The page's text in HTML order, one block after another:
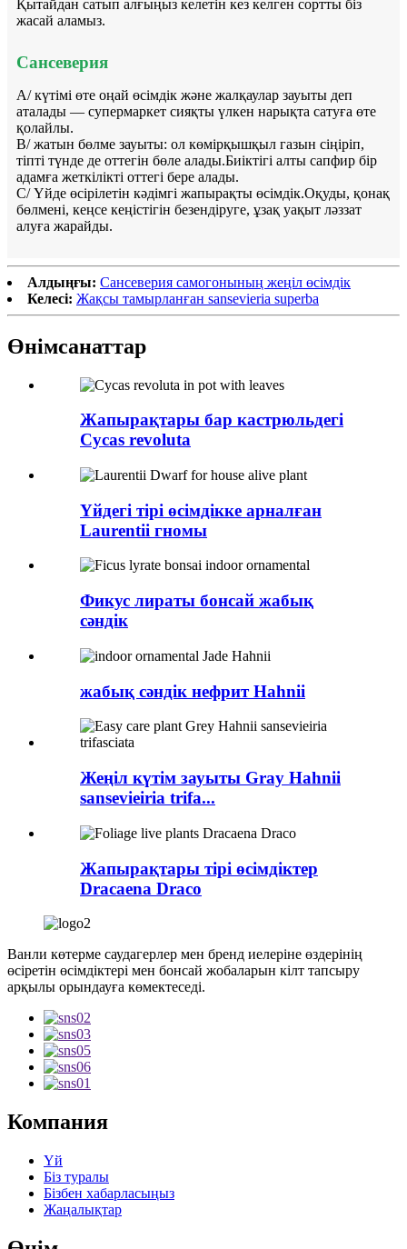
Қытайдан сатып алғыңыз келетін кез келген сортты біз
жасай аламыз.
Сансеверия
A/ күтімі өте оңай өсімдік және жалқаулар зауыты деп
аталады — супермаркет сияқты үлкен нарықта сатуға өте
қолайлы.
B/ жатын бөлме зауыты: ол көмірқышқыл газын сіңіріп,
тіпті түнде де оттегін бөле алады.Биіктігі алты сапфир бір
адамға жеткілікті оттегі бере алады.
C/ Үйде өсірілетін кәдімгі жапырақты өсімдік.Оқуды, қонақ
бөлмені, кеңсе кеңістігін безендіруге, ұзақ уақыт ләззат
алуға жарайды.
Алдыңғы: Сансеверия самогонының жеңіл өсімдік
Келесі: Жақсы тамырланған sansevieria superba
Өнімсанаттар
Жапырақтары бар кастрюльдегі
Cycas revoluta
Үйдегі тірі өсімдікке арналған
Laurentii гномы
Фикус лираты бонсай жабық
сәндік
жабық сәндік нефрит Hahnii
Жеңіл күтім зауыты Gray Hahnii
sansevieiria trifa...
Жапырақтары тірі өсімдіктер
Dracaena Draco
Ванли көтерме саудагерлер мен бренд иелеріне өздерінің
өсіретін өсімдіктері мен бонсай жобаларын кілт тапсыру
арқылы орындауға көмектеседі.
Компания
Үй
Біз туралы
Бізбен хабарласыңыз
Жаңалықтар